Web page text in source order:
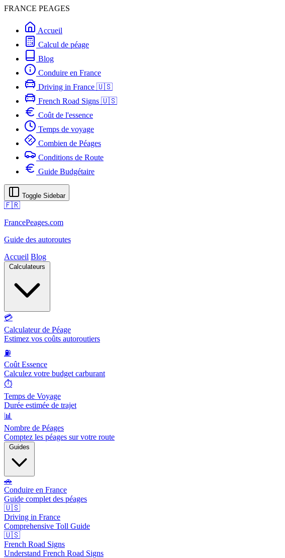
FRANCE PEAGES
Accueil
Calcul de péage
Blog
Conduire en France
Driving in France 🇺🇸
French Road Signs 🇺🇸
Coût de l'essence
Temps de voyage
Combien de Péages
Conditions de Route
Guide Budgétaire
Toggle Sidebar
🇫🇷
FrancePeages.com
Guide des autoroutes
Accueil Blog
Calculateurs
💳
Calculateur de Péage
Estimez vos coûts autoroutiers
⛽
Coût Essence
Calculez votre budget carburant
⏱️
Temps de Voyage
Durée estimée de trajet
📊
Nombre de Péages
Comptez les péages sur votre route
Guides
🚗
Conduire en France
Guide complet des péages
🇺🇸
Driving in France
Comprehensive Toll Guide
🇺🇸
French Road Signs
Understand French Road Signs